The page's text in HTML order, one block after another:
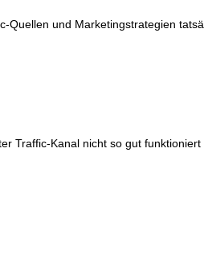
Quellen und Marketingstrategien
Traffic-Kanal nicht so gut